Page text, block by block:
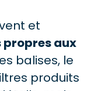
et
aux
balises, le
produits